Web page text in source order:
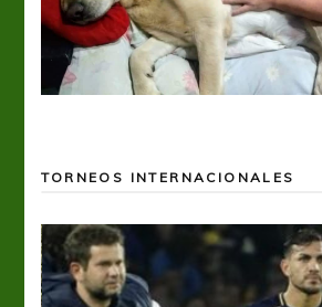
TORNEOS INTERNACIONALES